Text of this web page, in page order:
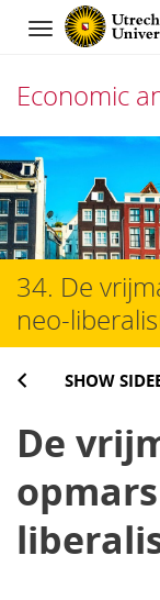
Navigation
Economic
Skip
to
content
34. De
neo-
SHOW
De